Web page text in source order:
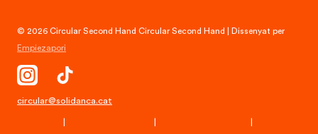
© 2026 Circular Second Hand Circular Second Hand | Dissenyat per
Empiezapori
circular@solidanca.cat